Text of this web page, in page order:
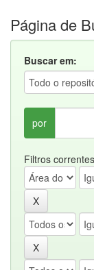
Página de
Buscar em:
por
Filtros